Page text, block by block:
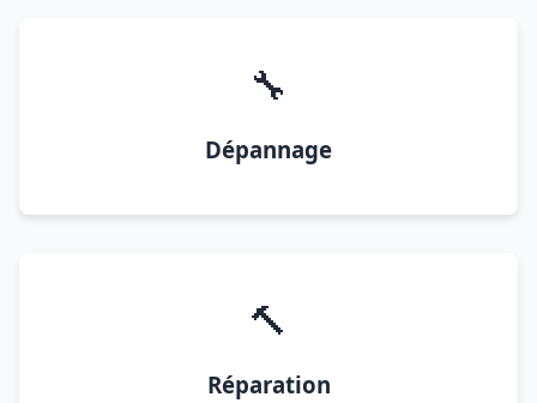
🔧
Dépannage
🔨
Réparation